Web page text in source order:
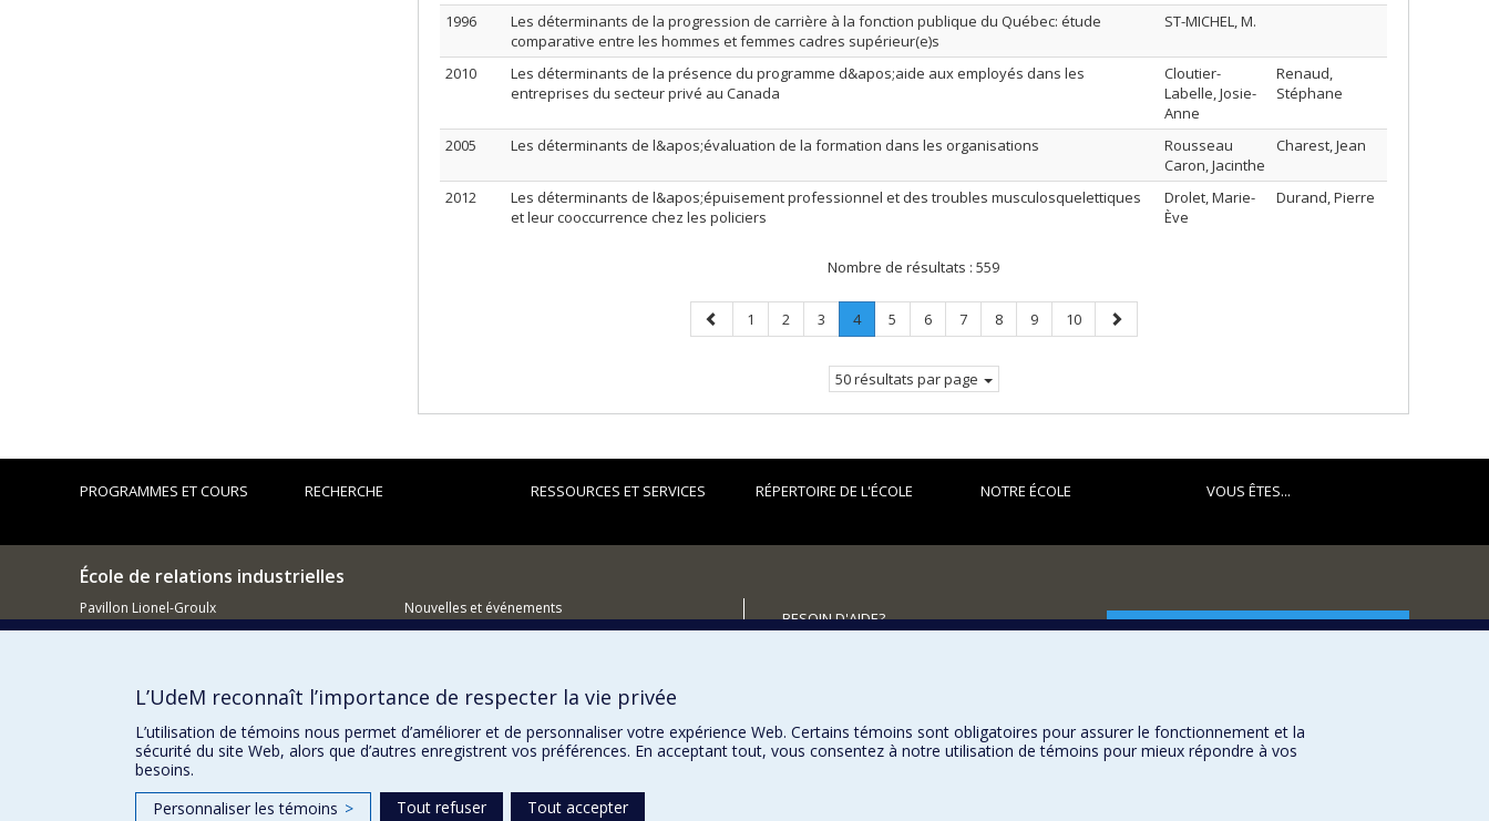
1996
Les déterminants de la progression de carrière à la fonction publique du Québec: étude
comparative entre les hommes et femmes cadres supérieur(e)s
ST-MICHEL, M.
2010
Les déterminants de la présence du programme d&apos;aide aux employés dans les
entreprises du secteur privé au Canada
Cloutier-
Labelle, Josie-
Anne
Renaud,
Stéphane
2005 Les déterminants de l&apos;évaluation de la formation dans les organisations
Rousseau
Caron, Jacinthe
Charest, Jean
2012
Les déterminants de l&apos;épuisement professionnel et des troubles musculosquelettiques
et leur cooccurrence chez les policiers
Drolet, Marie-
Ève
Durand, Pierre
Nombre de résultats : 559
Page
précédente
Page
1 Page
2 Page
3 Page
4.
Page
Page
5 Page
6 Page
7 Page
8 Page
9 Page
10
Page
suivante
50 résultats par page
PROGRAMMES ET COURS RECHERCHE RESSOURCES ET SERVICES RÉPERTOIRE DE L'ÉCOLE NOTRE ÉCOLE VOUS ÊTES...
École de relations industrielles
Pavillon Lionel-Groulx
3150, rue Jean-Brillant
514 343-6111, poste 1268
Nouvelles et événements
BESOIN D'AIDE?
FACULTÉ DES ARTS ET DES SCIENCES
Nos programmes et cours
L’UdeM reconnaît l’importance de respecter la vie privée
L’utilisation de témoins nous permet d’améliorer et de personnaliser votre expérience Web. Certains témoins sont obligatoires pour assurer le fonctionnement et la
sécurité du site Web, alors que d’autres enregistrent vos préférences. En acceptant tout, vous consentez à notre utilisation de témoins pour mieux répondre à vos
besoins.
Personnaliser les témoins > Tout refuser Tout accepter